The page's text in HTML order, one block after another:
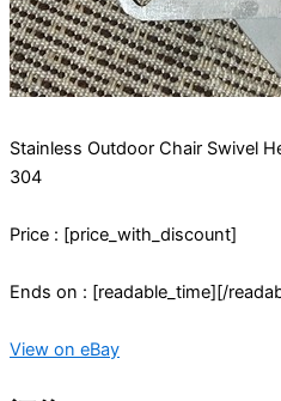
Stainless Outdoor Chair Swivel
304
Price : [price_with_discount]
Ends on : [readable_time][/
View on eBay